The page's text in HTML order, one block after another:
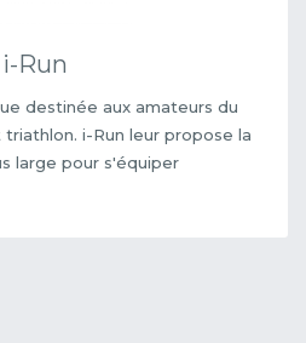
i-Run
destinée aux amateurs du
i-Run leur propose la
large pour s'équiper